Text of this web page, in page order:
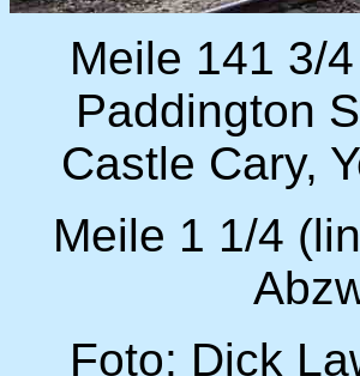
Meile 141 3/
Paddington
Castle Cary,
Meile 1 1/4
Foto: Dick